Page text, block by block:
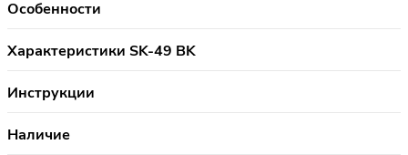
Особенности
Характеристики SK-49 BK
Инструкции
Наличие